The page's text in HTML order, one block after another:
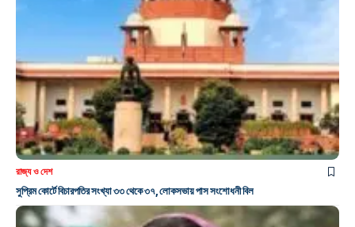
রাজ্য ও দেশ
সুপ্রিম কোর্টে বিচারপতির সংখ্যা ৩৩ থেকে ৩৭, লোকসভায় পাস সংশোধনী বিল